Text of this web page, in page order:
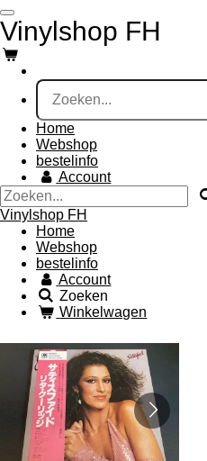
Ga
direct
naar
de
hoofdinhoud
Vinylshop FH
Home
Webshop
bestelinfo
Account
Vinylshop FH
Home
Webshop
bestelinfo
Account
Zoeken
Winkelwagen